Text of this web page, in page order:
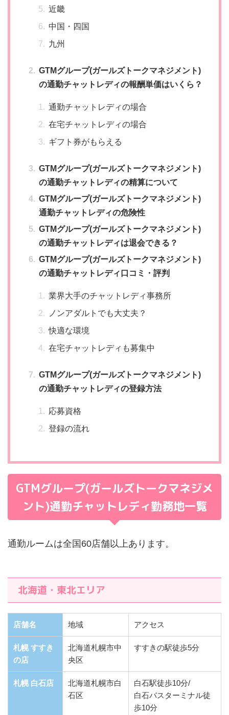
近畿
中国・四国
九州
GTMグループ(ガールズトークマネジメント)
の通勤チャットレディの報酬単価はいくら？
通勤チャットレディの場合
在宅チャットレディの場合
ギフト券がもらえる
GTMグループ(ガールズトークマネジメント)
の通勤チャットレディの精算について
GTMグループ(ガールズトークマネジメント)
通勤チャットレディの危険性
GTMグループ(ガールズトークマネジメント)
の通勤チャットレディは退会できる？
GTMグループ(ガールズトークマネジメント)
の通勤チャットレディ口コミ・評判
業界大手のチャットレディ事務所
ノンアダルトでも大丈夫？
快適な環境
在宅チャットレディも募集中
GTMグループ(ガールズトークマネジメント)
の通勤チャットレディの登録方法
応募資格
登録の流れ
GTMグループ(ガールズトークマネジメ
ント)通勤チャットレディ勤務地一覧
通勤ルームは全国60店舗以上あります。
北海道・東北エリア
店舗名 地域 アクセス
札幌 すすき
の店
北海道札幌市中
央区
すすきの駅徒歩5分
札幌 白石店
北海道札幌市白
石区
白石駅徒歩10分/
白石バスターミナル徒
歩10分